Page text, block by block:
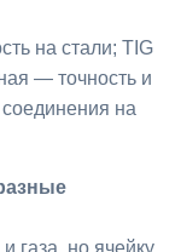
на стали; TIG
— точность и
на
газа, но ячейку